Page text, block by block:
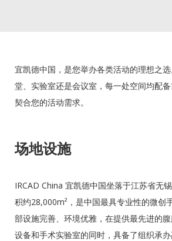
宜凯德中国，是您举办各类活动的理想之
堂、实验室还是会议室，每一处空间均配
契合您的活动需求。
场地设施
IRCAD China 宜凯德中国坐落于江苏省无
积约28,000m²，是中国最具专业性的微创
部设施完善、环境优雅，在提供最先进的
设备和手术实验室的同时，具备了组织承